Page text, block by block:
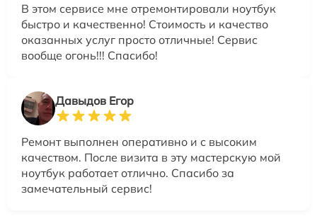
В этом сервисе мне отремонтировали ноутбук
быстро и качественно! Стоимость и качество
оказанных услуг просто отличные! Сервис
вообще огонь!!! Спасибо!
Давыдов Егор
Ремонт выполнен оперативно и с высоким
качеством. После визита в эту мастерскую мой
ноутбук работает отлично. Спасибо за
замечательный сервис!